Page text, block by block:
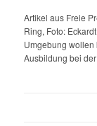
Artikel aus Freie
Ring, Foto:
Umgebung wollen
Ausbildung bei